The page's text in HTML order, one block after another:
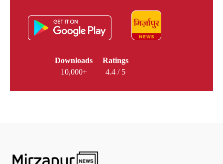
Downloads
10,000+
Ratings
4.4 / 5